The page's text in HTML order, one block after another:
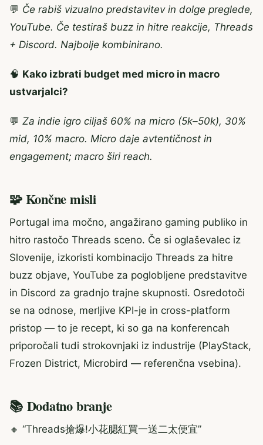
💬 Če rabiš vizualno predstavitev in dolge preglede,
YouTube. Če testiraš buzz in hitre reakcije, Threads
+ Discord. Najbolje kombinirano.
🧠 Kako izbrati budget med micro in macro
ustvarjalci?
💬 Za indie igro ciljaš 60% na micro (5k–50k), 30%
mid, 10% macro. Micro daje avtentičnost in
engagement; macro širi reach.
🧩 Končne misli
Portugal ima močno, angažirano gaming publiko in
hitro rastočo Threads sceno. Če si oglaševalec iz
Slovenije, izkoristi kombinacijo Threads za hitre
buzz objave, YouTube za poglobljene predstavitve
in Discord za gradnjo trajne skupnosti. Osredotoči
se na odnose, merljive KPI-je in cross-platform
pristop — to je recept, ki so ga na konferencah
priporočali tudi strokovnjaki iz industrije (PlayStack,
Frozen District, Microbird — referenčna vsebina).
📚 Dodatno branje
🔸 “Threads搶爆!小花腮紅買一送二太便宜”